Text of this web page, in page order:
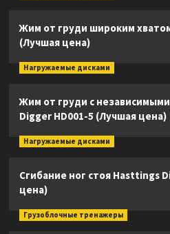
Жим от груди широким хватом
(Лучшая цена)
Нагружаемые дисками
Жим от груди с
Digger HD001-5 (Лучшая цена)
Нагружаемые дисками
Сгибание ног стоя Hasttings
цена)
Грузоблочные тренажеры